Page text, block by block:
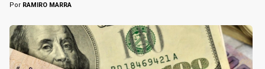
Por RAMIRO MARRA